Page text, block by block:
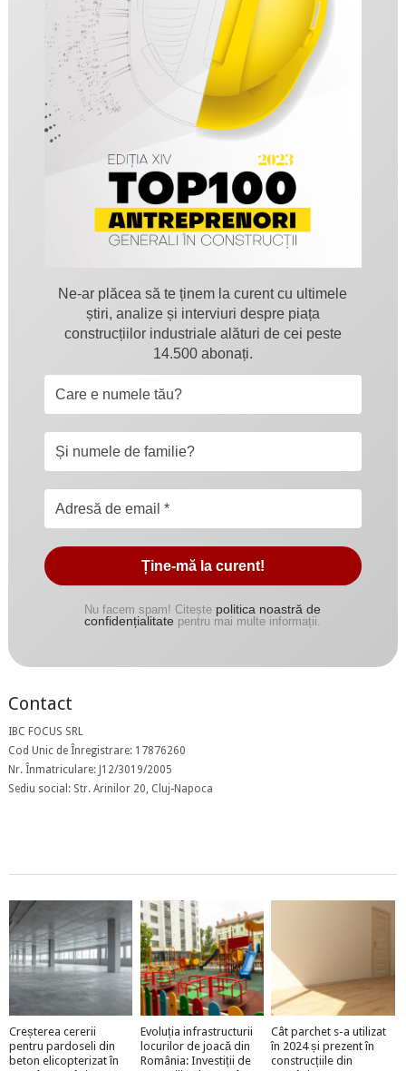
Ne-ar plăcea să te ținem la curent cu ultimele
știri, analize și interviuri despre piața
construcțiilor industriale alături de cei peste
14.500 abonați.
Nu facem spam! Citește politica noastră de
confidențialitate pentru mai multe informații.
Contact
IBC FOCUS SRL
Cod Unic de Înregistrare: 17876260
Nr. Înmatriculare: J12/3019/2005
Sediu social: Str. Arinilor 20, Cluj-Napoca
Creșterea cererii
pentru pardoseli din
beton elicopterizat în
Evoluția infrastructurii
locurilor de joacă din
România: Investiții de
Cât parchet s-a utilizat
în 2024 și prezent în
construcțiile din